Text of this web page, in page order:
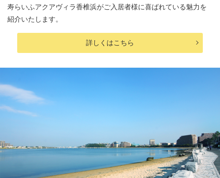
寿らいふアクアヴィラ香椎浜がご入居者様に喜ばれている魅力を
紹介いたします。
詳しくはこちら